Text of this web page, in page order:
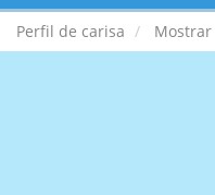
Perfil de carisa Mostrar